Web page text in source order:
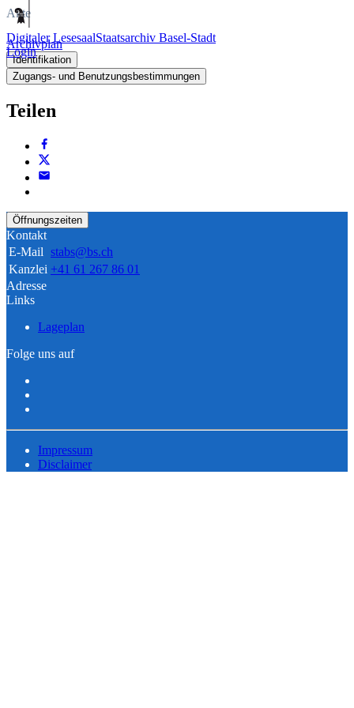
Digitaler LesesaalStaatsarchiv Basel-Stadt
Login
Akte
Archivplan
Identifikation
Zugangs- und Benutzungsbestimmungen
Teilen
Öffnungszeiten
Kontakt
E-Mail stabs@bs.ch
Kanzlei +41 61 267 86 01
Adresse
Links
Lageplan
Folge uns auf
Impressum
Disclaimer